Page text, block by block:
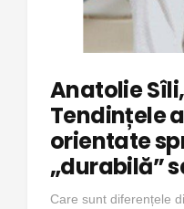
Anatolie
Tendințele
orientate
„durabilă”
Care sunt diferențele